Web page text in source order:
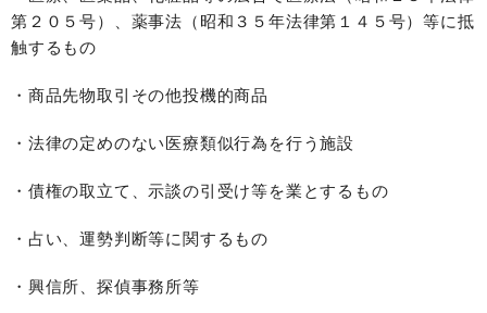
第２０５号）、薬事法（昭和３５年法律第１４５号）等に抵
触するもの
・商品先物取引その他投機的商品
・法律の定めのない医療類似行為を行う施設
・債権の取立て、示談の引受け等を業とするもの
・占い、運勢判断等に関するもの
・興信所、探偵事務所等